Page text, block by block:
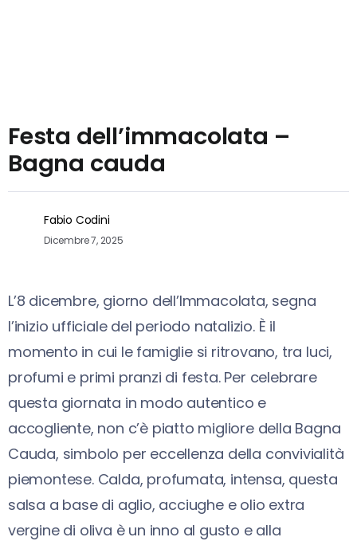
Festa dell’immacolata –
Bagna cauda
Fabio Codini
Dicembre 7, 2025
L’8 dicembre, giorno dell’Immacolata, segna
l’inizio ufficiale del periodo natalizio. È il
momento in cui le famiglie si ritrovano, tra luci,
profumi e primi pranzi di festa. Per celebrare
questa giornata in modo autentico e
accogliente, non c’è piatto migliore della Bagna
Cauda, simbolo per eccellenza della convivialità
piemontese. Calda, profumata, intensa, questa
salsa a base di aglio, acciughe e olio extra
vergine di oliva è un inno al gusto e alla